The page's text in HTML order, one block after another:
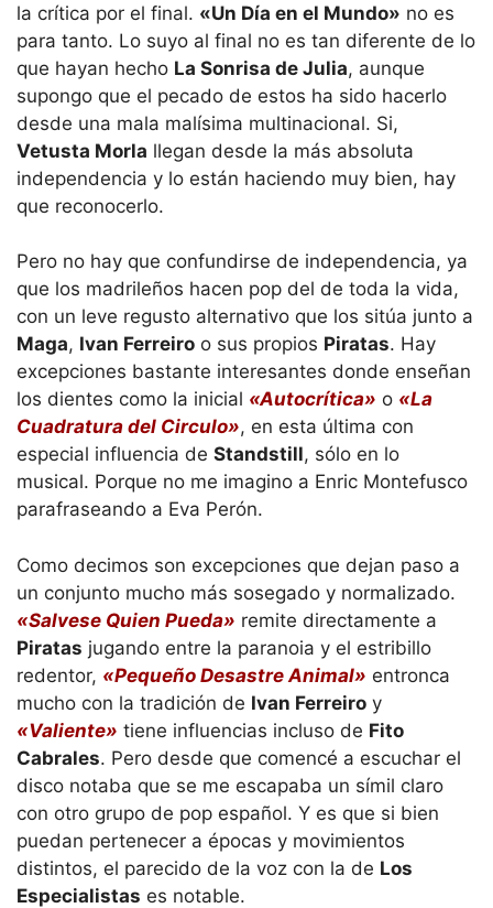
la crítica por el final. «Un Día en el Mundo» no es
para tanto. Lo suyo al final no es tan diferente de lo
que hayan hecho La Sonrisa de Julia, aunque
supongo que el pecado de estos ha sido hacerlo
desde una mala malísima multinacional. Si,
Vetusta Morla llegan desde la más absoluta
independencia y lo están haciendo muy bien, hay
que reconocerlo.
Pero no hay que confundirse de independencia, ya
que los madrileños hacen pop del de toda la vida,
con un leve regusto alternativo que los sitúa junto a
Maga, Ivan Ferreiro o sus propios Piratas. Hay
excepciones bastante interesantes donde enseñan
los dientes como la inicial «Autocrítica» o «La
Cuadratura del Circulo», en esta última con
especial influencia de Standstill, sólo en lo
musical. Porque no me imagino a Enric Montefusco
parafraseando a Eva Perón.
Como decimos son excepciones que dejan paso a
un conjunto mucho más sosegado y normalizado.
«Salvese Quien Pueda» remite directamente a
Piratas jugando entre la paranoia y el estribillo
redentor, «Pequeño Desastre Animal» entronca
mucho con la tradición de Ivan Ferreiro y
«Valiente» tiene influencias incluso de Fito
Cabrales. Pero desde que comencé a escuchar el
disco notaba que se me escapaba un símil claro
con otro grupo de pop español. Y es que si bien
puedan pertenecer a épocas y movimientos
distintos, el parecido de la voz con la de Los
Especialistas es notable.